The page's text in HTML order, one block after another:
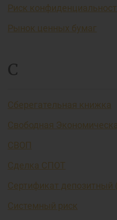
Риск
Рынок ценных бумаг
С
Сберегательная книжка
Свободная
СВОП
Сделка СПОТ
Сертификат депозитный
Системный риск